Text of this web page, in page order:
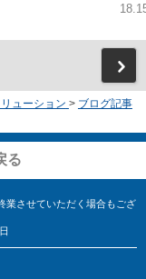
ューション > ブログ記事
る
させていただく場合もござ